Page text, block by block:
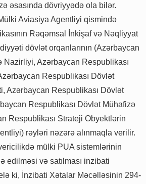
əsasında dövriyyədə ola bilər.
Aviasiya Agentliyi qismində
Rəqəmsal İnkişaf və Nəqliyyat
dövlət orqanlarının (Azərbaycan
Nazirliyi, Azərbaycan Respublikası
Respublikası Dövlət
Azərbaycan Respublikası Dövlət
Respublikası Dövlət Mühafizə
Respublikası Strateji Obyektlərin
rəyləri nəzərə alınmaqla verilir.
mülki PUA sistemlərinin
edilməsi və satılması inzibati
ki, İnzibati Xətalar Məcəlləsinin 294-